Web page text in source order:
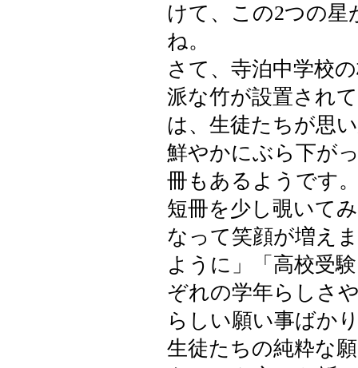
けて、この2つの
ね。
さて、寺泊中学校
派な竹が設置され
は、生徒たちが思
鮮やかにぶら下が
冊もあるようです
短冊を少し覗いて
なって笑顔が増え
ように」「高校受
ぞれの学年らしさ
らしい願い事ばか
生徒たちの純粋な